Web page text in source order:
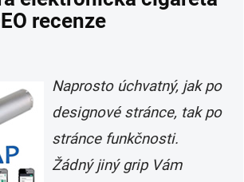
recenze
Naprosto úchvatný, jak po
designové stránce, tak po
stránce funkčnosti.
Žádný jiný grip Vám